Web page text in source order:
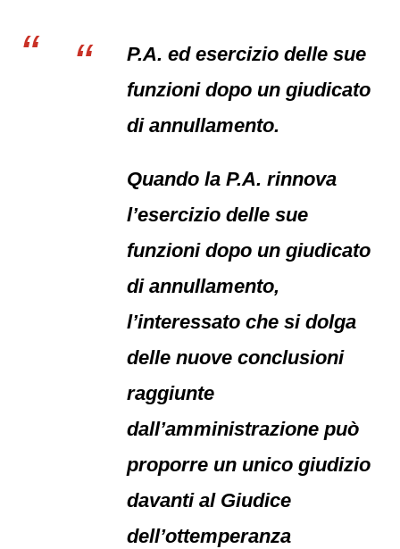
P.A. ed esercizio delle sue
funzioni dopo un giudicato
di annullamento.
Quando la P.A. rinnova
l’esercizio delle sue
funzioni dopo un giudicato
di annullamento,
l’interessato che si dolga
delle nuove conclusioni
raggiunte
dall’amministrazione può
proporre un unico giudizio
davanti al Giudice
dell’ottemperanza